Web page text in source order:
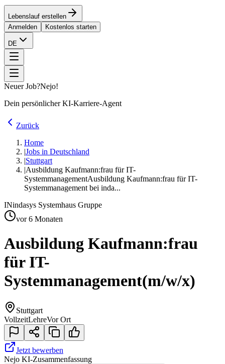
Lebenslauf erstellen
Anmelden
Kostenlos starten
DE
Neuer Job?Nejo!
Dein persönlicher KI-Karriere-Agent
Zurück
Home
|Jobs in Deutschland
|Stuttgart
|Ausbildung Kaufmann:frau für IT-
SystemmanagementAusbildung Kaufmann:frau für IT-
Systemmanagement bei inda...
INindasys Systemhaus Gruppe
vor 6 Monaten
Ausbildung Kaufmann:frau
für IT-
Systemmanagement(m/w/x)
Stuttgart
VollzeitLehreVor Ort
Jetzt bewerben
Nejo KI-Zusammenfassung